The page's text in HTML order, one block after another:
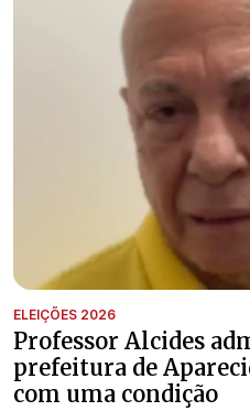
ELEIÇÕES 2026
Professor Alcides
prefeitura de
com uma condição